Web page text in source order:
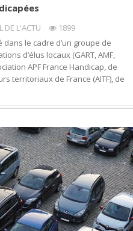
DE L'ACTU
1899
le cadre d’un groupe de
d’élus locaux (GART, AMF,
APF France Handicap, de
territoriaux de France (AITF), de